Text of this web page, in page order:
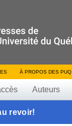
À PROPOS DES PUQ
Auteurs
revoir!